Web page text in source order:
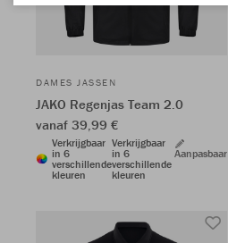
DAMES JASSEN
JAKO Regenjas Team 2.0
vanaf 39,99 €
Verkrijgbaar
in 6
verschillende
kleuren
Verkrijgbaar
in 6
verschillende
kleuren
Aanpasbaar